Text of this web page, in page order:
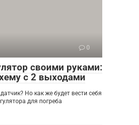
0
своими руками:
с 2 выходами
Но как же будет вести себя
для погреба